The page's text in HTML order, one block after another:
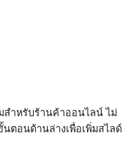
ำหรับร้านค้าออนไลน์ ไม่
นตอนด้านล่างเพื่อเพิ่มสไลด์